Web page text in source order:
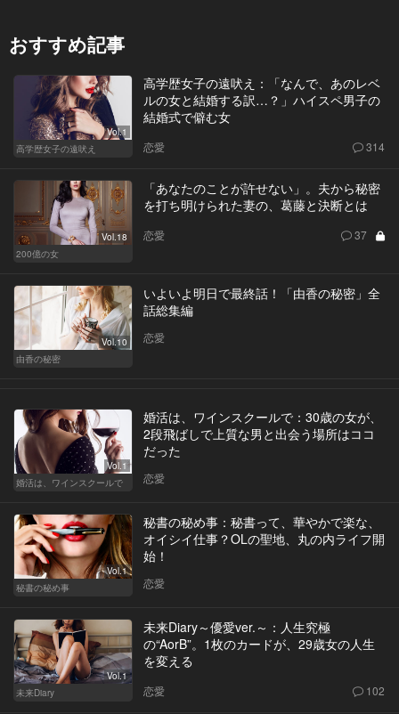
おすすめ記事
Vol.1
高学歴女子の遠吠え
高学歴女子の遠吠え：「なんで、あのレベ
ルの女と結婚する訳…？」ハイスペ男子の
結婚式で僻む女
恋愛 314
Vol.18
200億の女
「あなたのことが許せない」。夫から秘密
を打ち明けられた妻の、葛藤と決断とは
恋愛 37
Vol.10
由香の秘密
いよいよ明日で最終話！「由香の秘密」全
話総集編
恋愛
Vol.1
婚活は、ワインスクールで
婚活は、ワインスクールで：30歳の女が、
2段飛ばしで上質な男と出会う場所はココ
だった
恋愛
Vol.1
秘書の秘め事
秘書の秘め事：秘書って、華やかで楽な、
オイシイ仕事？OLの聖地、丸の内ライフ開
始！
恋愛
Vol.1
未来Diary
未来Diary～優愛ver.～：人生究極
の“AorB”。1枚のカードが、29歳女の人生
を変える
恋愛 102